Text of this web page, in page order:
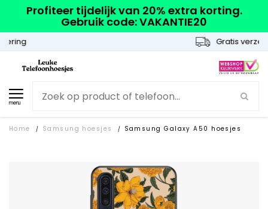
Profiteer tijdelijk van 20% extra korting.
Gebruik code: VAKANTIE20
menu
Home / Samsung hoesjes / Samsung Galaxy A50 hoesjes